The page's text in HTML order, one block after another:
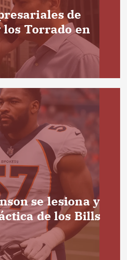
de
los Torrado en
se lesiona y
de los Bills